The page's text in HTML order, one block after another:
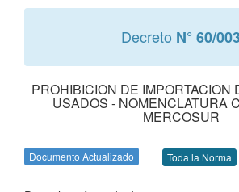
Decreto N° 60/
PROHIBICION DE IMPORTACION
USADOS - NOMENCLATURA
MERCOSUR
Documento Actualizado Toda la Norma